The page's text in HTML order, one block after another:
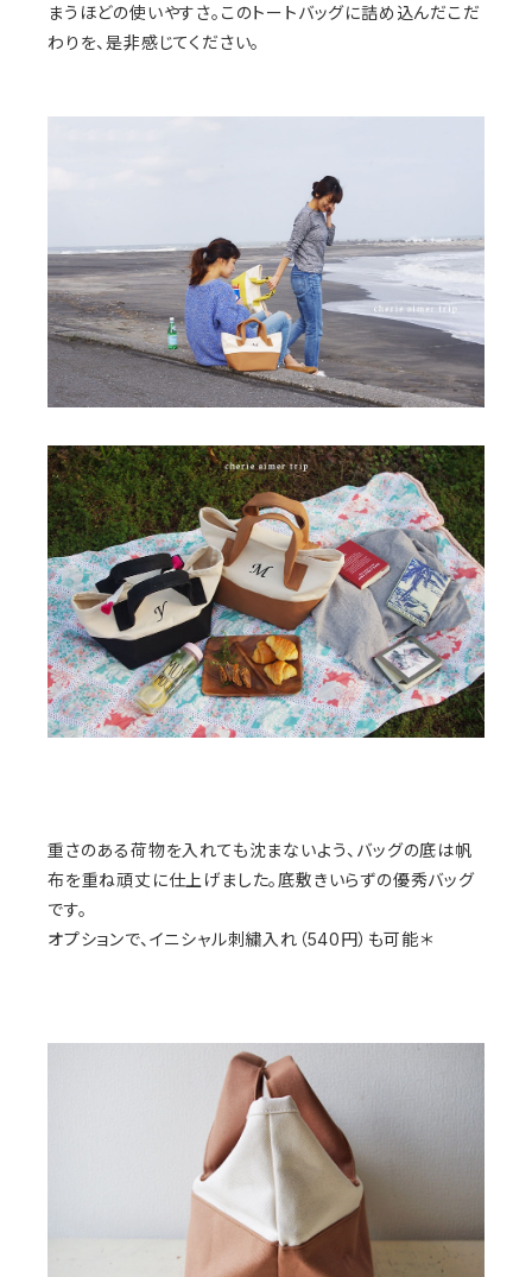
まうほどの使いやすさ。このトートバッグに詰め込んだこだ
わりを、是非感じてください。
重さのある荷物を入れても沈まないよう、バッグの底は帆
布を重ね頑丈に仕上げました。底敷きいらずの優秀バッグ
です。
オプションで、イニシャル刺繍入れ（540円）も可能＊